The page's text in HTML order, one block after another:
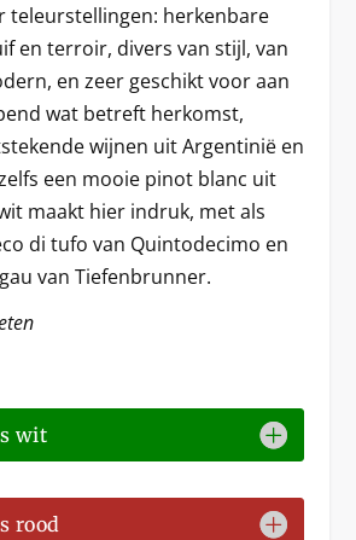
teleurstellingen: herkenbare
en terroir, divers van stijl, van
en zeer geschikt voor aan
wat betreft herkomst,
wijnen uit Argentinië en
een mooie pinot blanc uit
maakt hier indruk, met als
di tufo van Quintodecimo en
van Tiefenbrunner.
wit
rood